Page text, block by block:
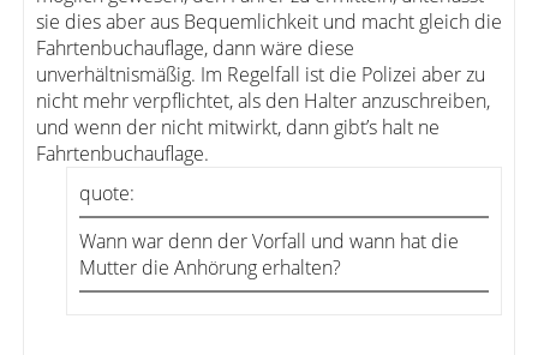
sie dies aber aus Bequemlichkeit und macht gleich die
Fahrtenbuchauflage, dann wäre diese
unverhältnismäßig. Im Regelfall ist die Polizei aber zu
nicht mehr verpflichtet, als den Halter anzuschreiben,
und wenn der nicht mitwirkt, dann gibt’s halt ne
Fahrtenbuchauflage.
quote:
Wann war denn der Vorfall und wann hat die
Mutter die Anhörung erhalten?